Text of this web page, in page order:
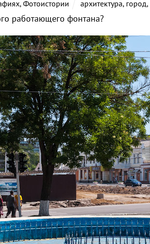
, Фотоистории архитектура, город,
работающего фонтана?